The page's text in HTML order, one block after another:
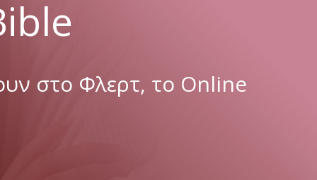
στο Φλερτ, το Online